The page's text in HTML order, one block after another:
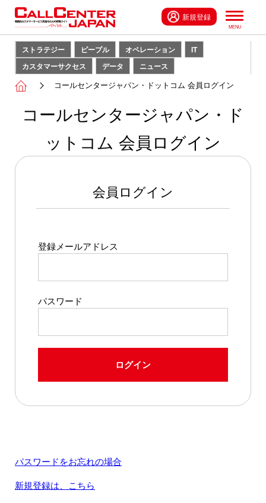
新規登録
ストラテジー ピープル オペレーション
IT
カスタマーサクセス
データ ニュース
コールセンタージャパン・ドットコム 会員ログイン
コールセンタージャパン・ド
ットコム 会員ログイン
会員ログイン
登録メールアドレス
パスワード
ログイン
パスワードをお忘れの場合
新規登録は、こちら